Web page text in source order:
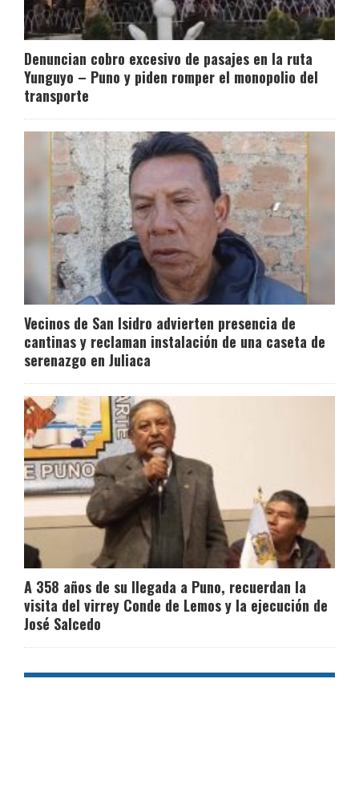
Denuncian cobro excesivo de pasajes en la ruta
Yunguyo – Puno y piden romper el monopolio del
transporte
Vecinos de San Isidro advierten presencia de
cantinas y reclaman instalación de una caseta de
serenazgo en Juliaca
A 358 años de su llegada a Puno, recuerdan la
visita del virrey Conde de Lemos y la ejecución de
José Salcedo